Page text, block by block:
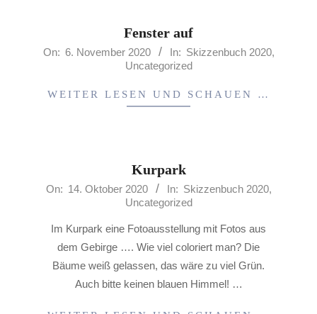
Fenster auf
2020-
On: 6. November 2020 In: Skizzenbuch 2020,
Uncategorized
WEITER LESEN UND SCHAUEN …
Kurpark
2020-
14
On: 14. Oktober 2020 In: Skizzenbuch 2020,
Uncategorized
Im Kurpark eine Fotoausstellung mit Fotos aus
dem Gebirge …. Wie viel coloriert man? Die
Bäume weiß gelassen, das wäre zu viel Grün.
Auch bitte keinen blauen Himmel! …